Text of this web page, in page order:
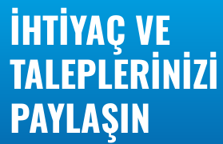
İHTIYAÇ VE
PAYLAŞIN